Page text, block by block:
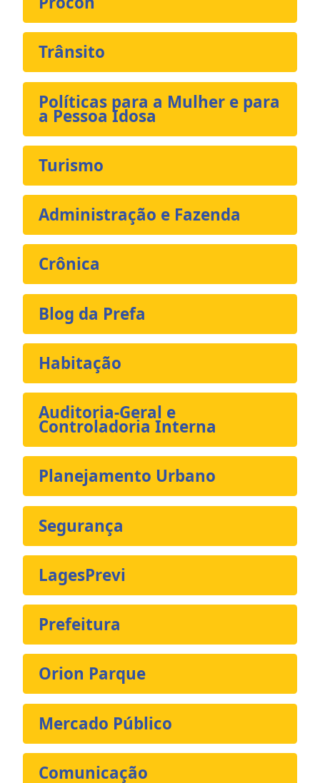
Trânsito
Políticas para a Mulher e para
a Pessoa Idosa
Turismo
Administração e Fazenda
Crônica
Blog da Prefa
Habitação
Auditoria-Geral e
Controladoria Interna
Planejamento Urbano
Segurança
LagesPrevi
Prefeitura
Orion Parque
Mercado Público
Comunicação